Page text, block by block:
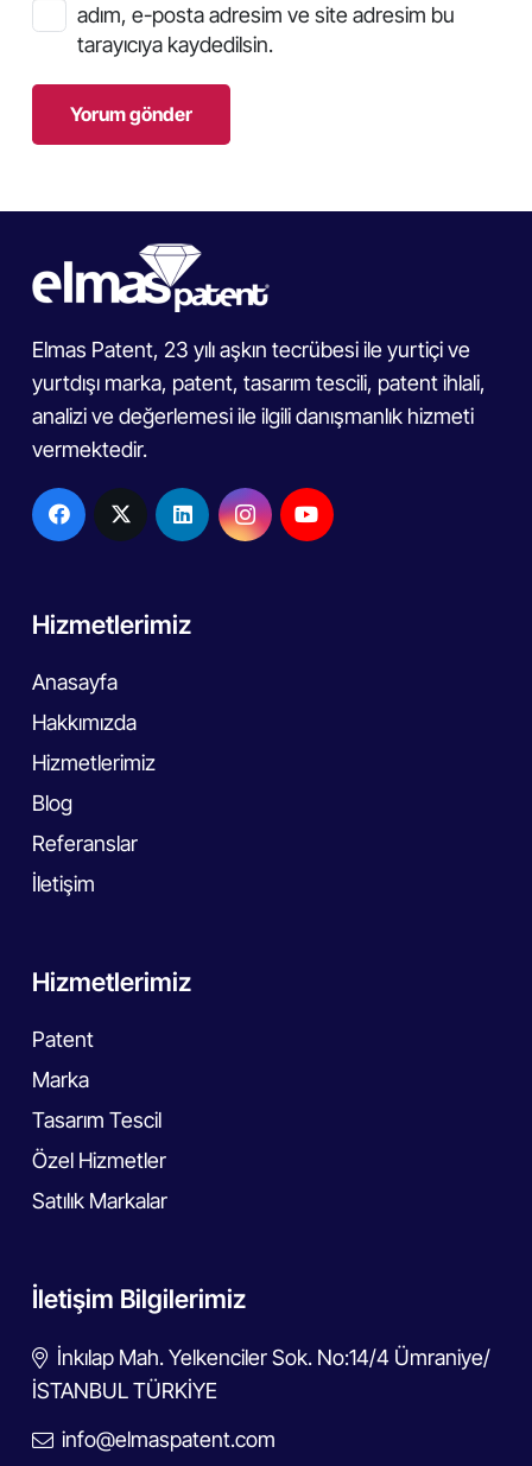
adım, e-posta adresim ve site adresim bu
tarayıcıya kaydedilsin.
Yorum gönder
Elmas Patent, 23 yılı aşkın tecrübesi ile yurtiçi ve
yurtdışı marka, patent, tasarım tescili, patent ihlali,
analizi ve değerlemesi ile ilgili danışmanlık hizmeti
vermektedir.
Hizmetlerimiz
Anasayfa
Hakkımızda
Hizmetlerimiz
Blog
Referanslar
İletişim
Hizmetlerimiz
Patent
Marka
Tasarım Tescil
Özel Hizmetler
Satılık Markalar
İletişim Bilgilerimiz
İnkılap Mah. Yelkenciler Sok. No:14/4 Ümraniye/
İSTANBUL TÜRKİYE
info@elmaspatent.com